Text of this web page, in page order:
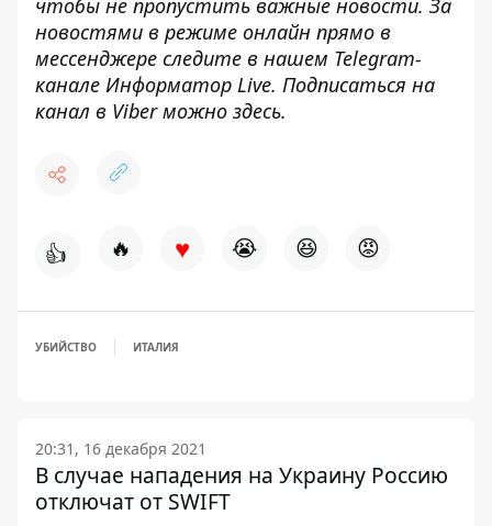
чтобы не пропустить важные новости. За
новостями в режиме онлайн прямо в
мессенджере следите в нашем Telegram-
канале Информатор Live. Подписаться на
канал в Viber можно здесь.
👍 🔥 ♥ 😭 😆 😡
УБИЙСТВО ИТАЛИЯ
20:31, 16 декабря 2021
В случае нападения на Украину Россию
отключат от SWIFT